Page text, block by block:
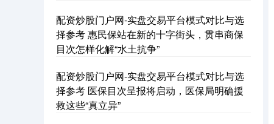
配资炒股门户网-实盘交易平台模式对比与选
择参考 惠民保站在新的十字街头，贯串商保
目次怎样化解“水土抗争”
配资炒股门户网-实盘交易平台模式对比与选
择参考 医保目次呈报将启动，医保局明确援
救这些“真立异”